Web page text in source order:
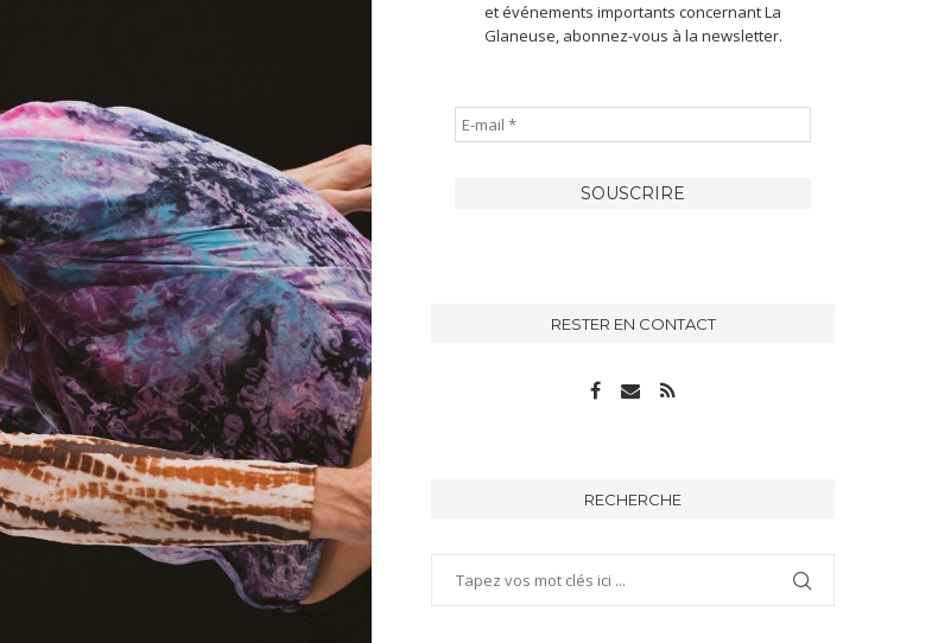
et événements importants concernant La
Glaneuse, abonnez-vous à la newsletter.
RESTER EN CONTACT
RECHERCHE